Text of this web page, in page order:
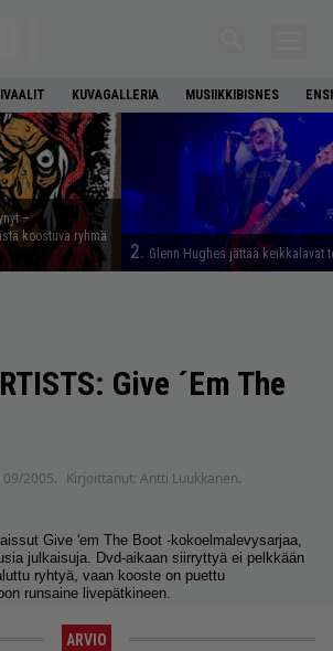
KUVAGALLERIA MUSIIKKIBISNES
–
koostuva ryhmä
2. Glenn Hughes jättää keikkalavat
Give ´Em The
2005. Kirjoittanut: Antti Luukkanen.
Give 'em The Boot -kokoelmalevysarjaa,
julkaisuja. Dvd-aikaan siirryttyä ei pelkkään
ryhtyä, vaan kooste on puettu
runsaine livepätkineen.
ARVIO